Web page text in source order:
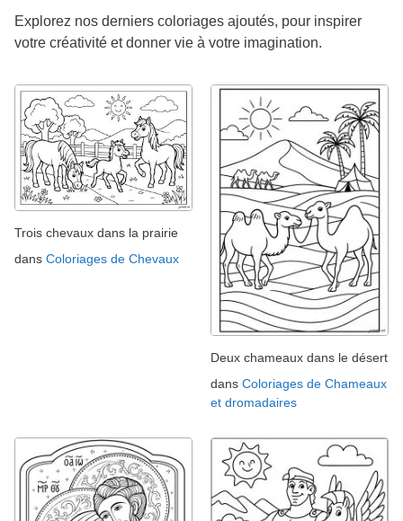
Explorez nos derniers coloriages ajoutés, pour inspirer
votre créativité et donner vie à votre imagination.
Trois chevaux dans la prairie
dans Coloriages de Chevaux
Deux chameaux dans le désert
dans Coloriages de Chameaux
et dromadaires